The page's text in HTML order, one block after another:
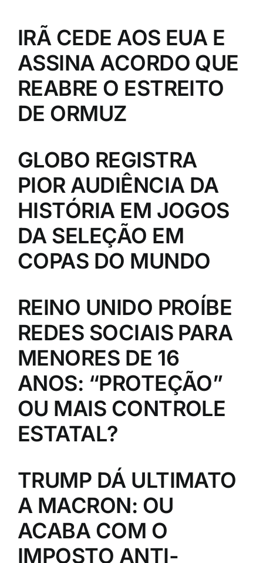
IRÃ CEDE AOS EUA E
ASSINA ACORDO QUE
REABRE O ESTREITO
DE ORMUZ
GLOBO REGISTRA
PIOR AUDIÊNCIA DA
HISTÓRIA EM JOGOS
DA SELEÇÃO EM
COPAS DO MUNDO
REINO UNIDO PROÍBE
REDES SOCIAIS PARA
MENORES DE 16
ANOS: “PROTEÇÃO”
OU MAIS CONTROLE
ESTATAL?
TRUMP DÁ ULTIMATO
A MACRON: OU
ACABA COM O
IMPOSTO ANTI-